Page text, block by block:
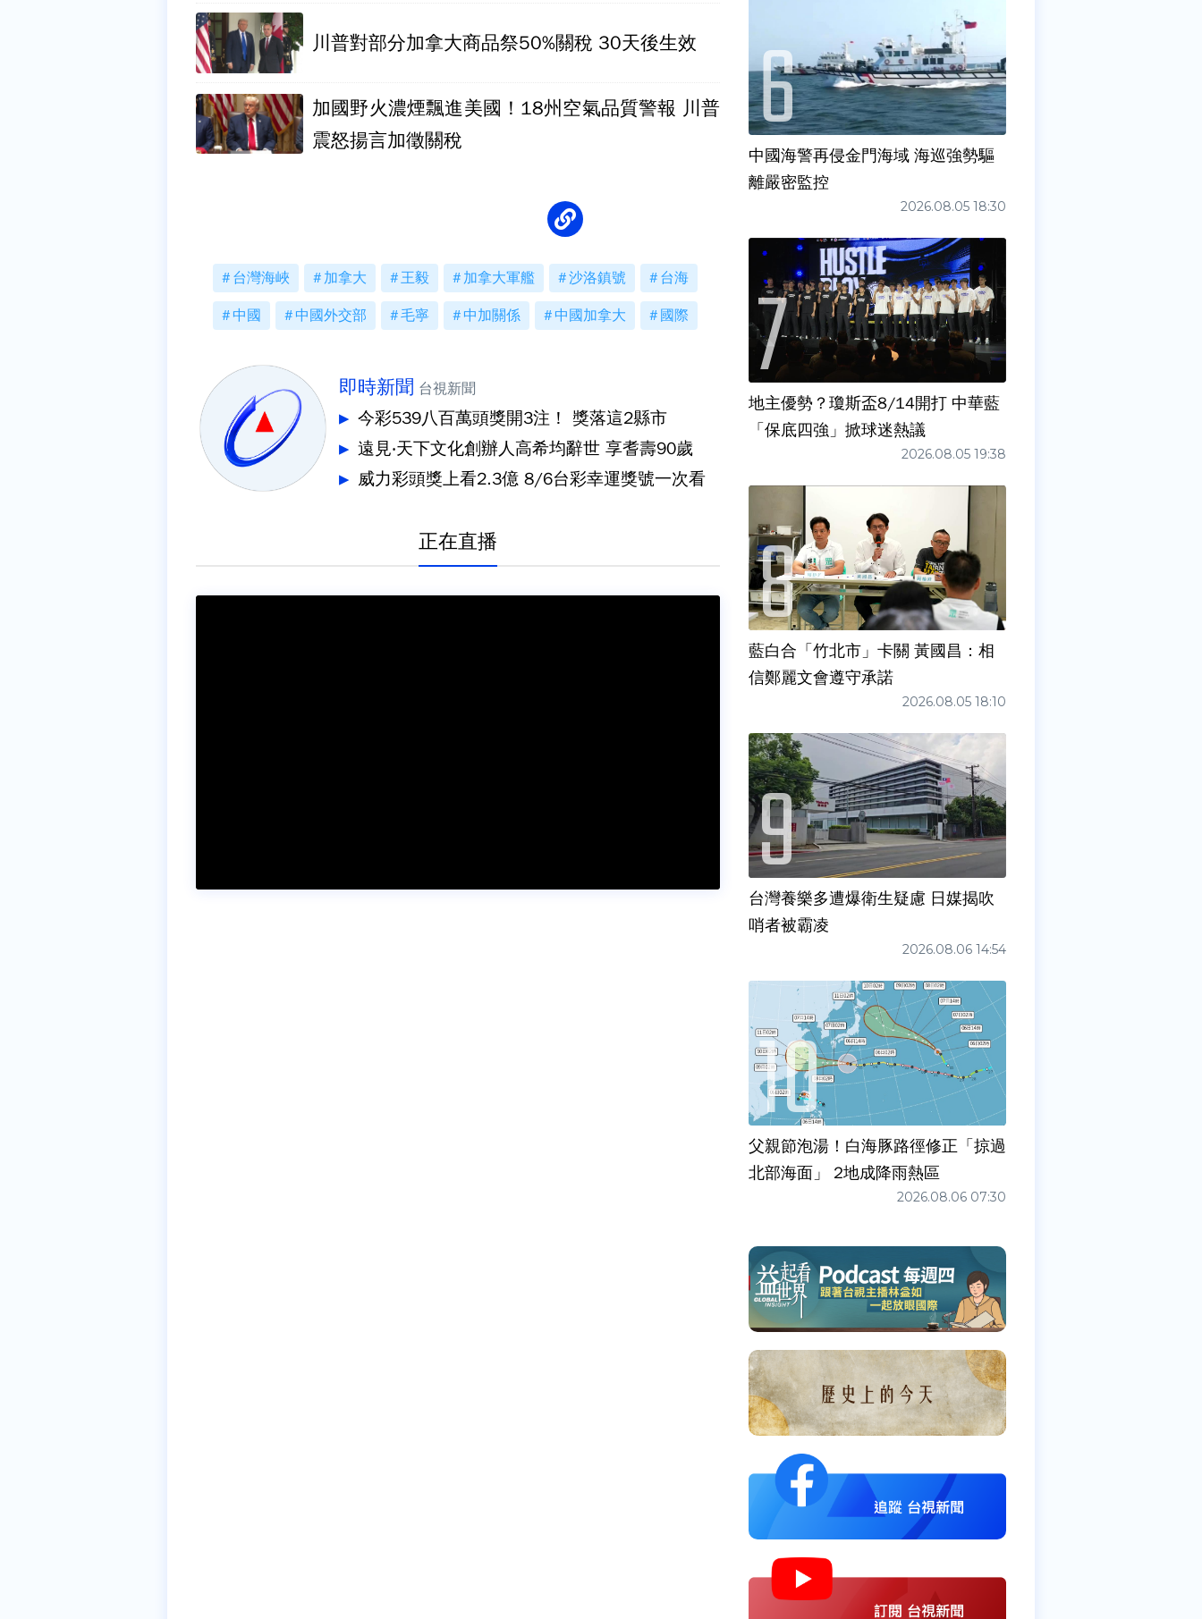
川普對部分加拿大商品祭50%關稅 30天後生效
加國野火濃煙飄進美國！18州空氣品質警報 川普
震怒揚言加徵關稅
台灣海峽 加拿大 王毅 加拿大軍艦 沙洛鎮號 台海
中國 中國外交部 毛寧 中加關係 中國加拿大 國際
即時新聞 台視新聞
今彩539八百萬頭獎開3注！ 獎落這2縣市
遠見‧天下文化創辦人高希均辭世 享耆壽90歲
威力彩頭獎上看2.3億 8/6台彩幸運獎號一次看
正在直播
中國海警再侵金門海域 海巡強勢驅
離嚴密監控
2026.08.05 18:30
地主優勢？瓊斯盃8/14開打 中華藍
「保底四強」掀球迷熱議
2026.08.05 19:38
藍白合「竹北市」卡關 黃國昌：相
信鄭麗文會遵守承諾
2026.08.05 18:10
台灣養樂多遭爆衛生疑慮 日媒揭吹
哨者被霸凌
2026.08.06 14:54
父親節泡湯！白海豚路徑修正「掠過
北部海面」 2地成降雨熱區
2026.08.06 07:30